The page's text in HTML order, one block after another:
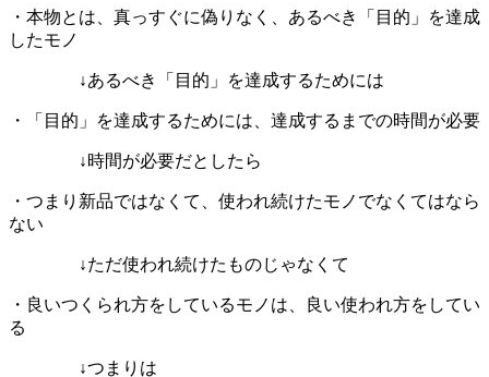
・本物とは、真っすぐに偽りなく、あるべき「目的」を達成
したモノ
↓あるべき「目的」を達成するためには
・「目的」を達成するためには、達成するまでの時間が必要
↓時間が必要だとしたら
・つまり新品ではなくて、使われ続けたモノでなくてはなら
ない
↓ただ使われ続けたものじゃなくて
・良いつくられ方をしているモノは、良い使われ方をしてい
る
↓つまりは